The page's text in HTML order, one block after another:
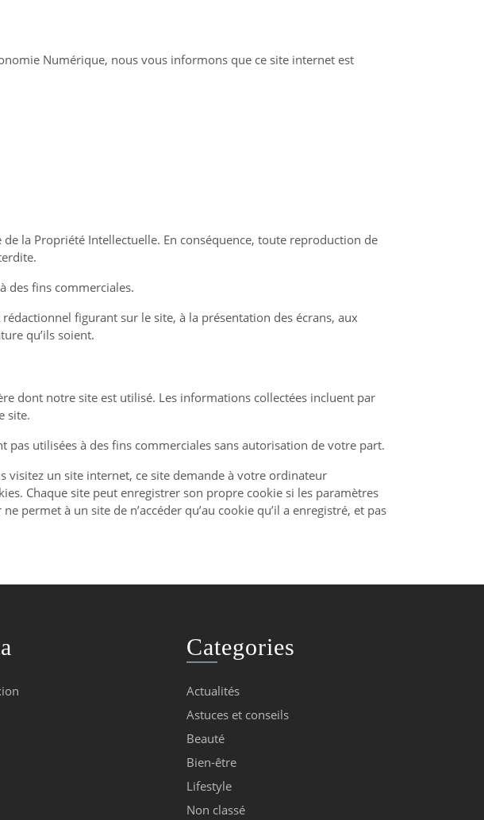
Numérique, nous vous informons que ce site internet est
la Propriété Intellectuelle. En conséquence, toute reproduction de
des fins commerciales.
figurant sur le site, à la présentation des écrans, aux
qu’ils soient.
dont notre site est utilisé. Les informations collectées incluent par
site.
pas utilisées à des fins commerciales sans autorisation de votre part.
un site internet, ce site demande à votre ordinateur
Chaque site peut enregistrer son propre cookie si les paramètres
à un site de n’accéder qu’au cookie qu’il a enregistré, et pas
Categories
Actualités
Astuces et conseils
Beauté
Bien-être
Lifestyle
Non classé